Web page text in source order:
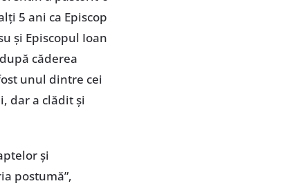
5 ani ca Episcop
și Episcopul Ioan
căderea
unul dintre cei
dar a clădit și
și
postumă”,